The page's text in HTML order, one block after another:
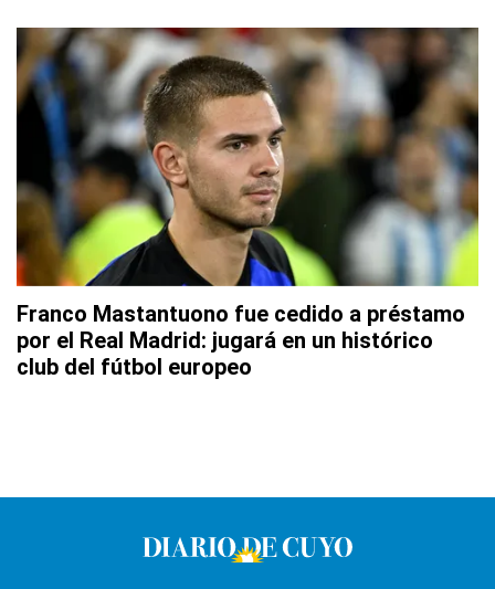
Franco Mastantuono fue cedido a préstamo
por el Real Madrid: jugará en un histórico
club del fútbol europeo